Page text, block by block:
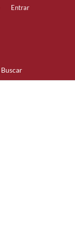
Buscar
Entrar